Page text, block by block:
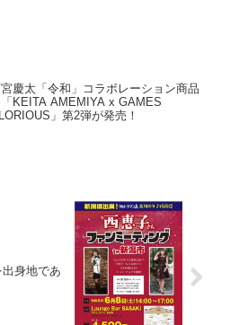
慶太「令和」コラボレーション商品
「KEITA AMEMIYA x GAMES
」第2弾が発売！
身地であ